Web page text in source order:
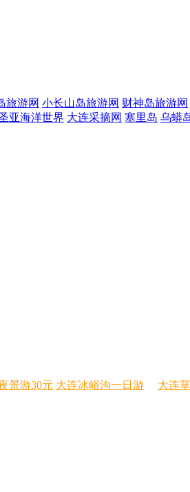
旅游网 小长山岛旅游网 财神岛旅游网
亚海洋世界 大连采摘网 塞里岛 乌蟒
景游30元 大连冰峪沟一日游
大连